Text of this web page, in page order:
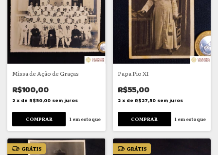
Missa de Ação de Graças
R$100,00
2 x de R$50,00 sem juros
1 em estoque
Papa Pio XI
R$55,00
2 x de R$27,50 sem juros
1 em estoque
GRÁTIS GRÁTIS